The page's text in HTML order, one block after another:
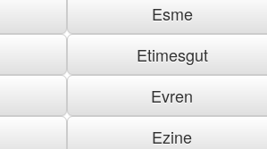
Esme
Etimesgut
Evren
Ezine